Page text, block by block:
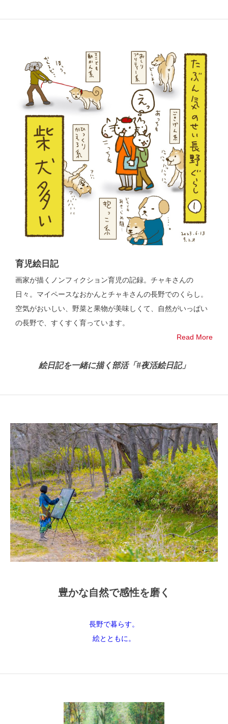
育児絵日記
画家が描くノンフィクション育児の記録。チャキさんの
日々。マイペースなおかんとチャキさんの長野でのくらし。
空気がおいしい、野菜と果物が美味しくて、自然がいっぱい
の長野で、すくすく育っています。
Read More
絵日記を一緒に描く部活「#夜活絵日記」
豊かな自然で感性を磨く
長野で暮らす。
絵とともに。